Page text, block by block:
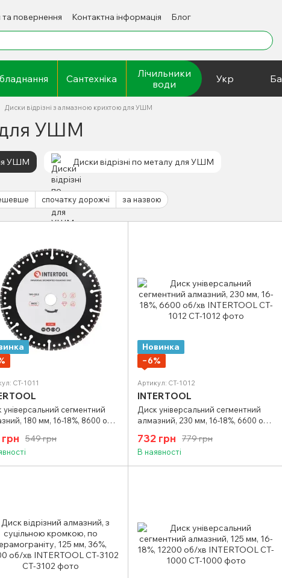
та повернення Контактна інформація
Блог
Сантехніка
Лічильники
води
Укр
Диски відрізні з алмазною крихтою для УШМ
для УШМ
УШМ Диски відрізні по металу для УШМ
спочатку дорожчі за назвою
CT-1011
універсальний сегментний
180 мм, 16-18%, 8600 об/
549 грн
Новинка
−6%
Артикул: CT-1012
INTERTOOL
Диск універсальний сегментний
алмазний, 230 мм, 16-18%, 6600 об/
779 грн
732 грн
В наявності